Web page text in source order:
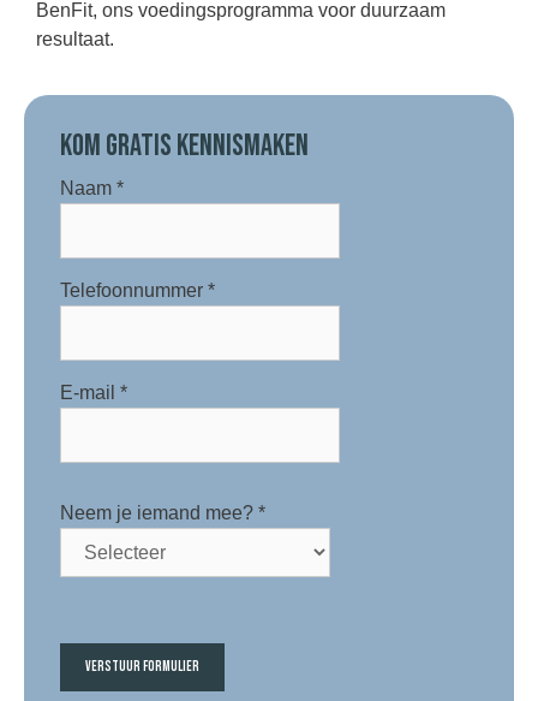
BenFit, ons voedingsprogramma voor duurzaam
resultaat.
KOM GRATIS KENNISMAKEN
Naam *
Telefoonnummer *
E-mail *
Neem je iemand mee? *